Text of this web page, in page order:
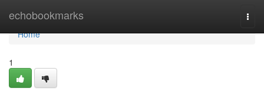
echobookmarks
Home
Home
1